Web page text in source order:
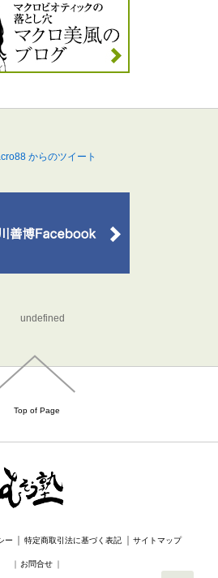
からのツイート
undefined
Top of Page
ー 特定商取引法に基づく表記 ｜サイトマップ
お問合せ